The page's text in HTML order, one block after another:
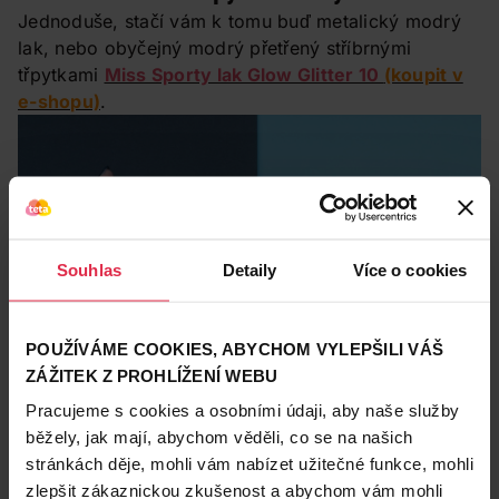
Souhlas Detaily Více o cookies
POUŽÍVÁME COOKIES, ABYCHOM VYLEPŠILI VÁŠ
ZÁŽITEK Z PROHLÍŽENÍ WEBU
Pracujeme s cookies a osobními údaji, aby naše služby
běžely, jak mají, abychom věděli, co se na našich
stránkách děje, mohli vám nabízet užitečné funkce, mohli
zlepšit zákaznickou zkušenost a abychom vám mohli
Jednoduše, stačí vám k tomu buď metalický modrý
lak, nebo obyčejný modrý přetřený stříbrnými
třpytkami Miss Sporty lak Glow Glitter 10 (koupit v
e-shopu).
3. Zářivé ombré
Záře a pablesk k zimě patří. Pokud chcete, aby se
vaše nehty leskly jako sníh pod slunečními paprsky,